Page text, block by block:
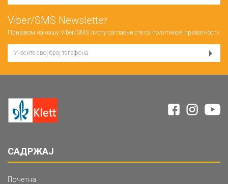
Viber/SMS Newsletter
Пријавом на нашу Viber/SMS листу сагласни сте са политиком приватности
САДРЖАЈ
Почетна